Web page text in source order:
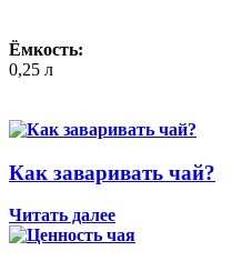
Ёмкость:
0,25 л
Как заваривать чай?
Читать далее